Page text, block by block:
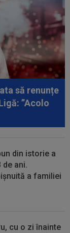
cea mai
după ce
a ratat
să renunțe
”Acolo
din istorie a
de ani.
a familiei
cu o zi înainte